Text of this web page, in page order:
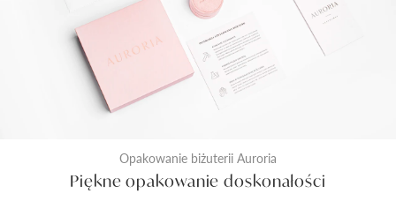
Opakowanie biżuterii Auroria
Piękne opakowanie doskonałości